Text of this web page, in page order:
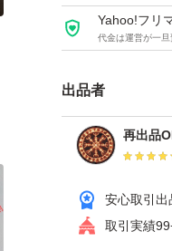
Yahoo!フリ
代金は運営が一
出品者
再出品
安心取引出
取引実績